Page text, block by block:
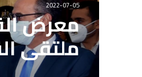
2022-07-05
معرض
2022-07-05
بعد